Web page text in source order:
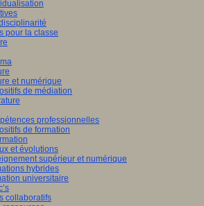
pour la classe
et numérique
de médiation
professionnelles
de formation
et évolutions
supérieur et numérique
hybrides
universitaire
collaboratifs